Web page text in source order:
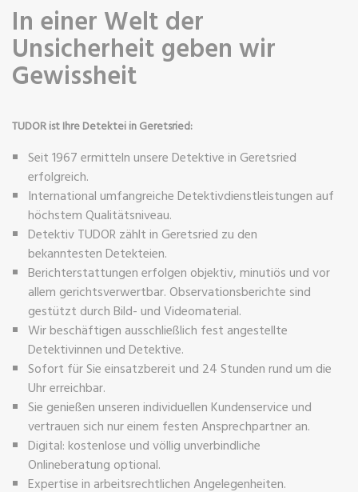
In einer Welt der
Unsicherheit geben wir
Gewissheit
TUDOR ist Ihre Detektei in Geretsried:
Seit 1967 ermitteln unsere Detektive in Geretsried
erfolgreich.
International umfangreiche Detektivdienstleistungen auf
höchstem Qualitätsniveau.
Detektiv TUDOR zählt in Geretsried zu den
bekanntesten Detekteien.
Berichterstattungen erfolgen objektiv, minutiös und vor
allem gerichtsverwertbar. Observationsberichte sind
gestützt durch Bild- und Videomaterial.
Wir beschäftigen ausschließlich fest angestellte
Detektivinnen und Detektive.
Sofort für Sie einsatzbereit und 24 Stunden rund um die
Uhr erreichbar.
Sie genießen unseren individuellen Kundenservice und
vertrauen sich nur einem festen Ansprechpartner an.
Digital: kostenlose und völlig unverbindliche
Onlineberatung optional.
Expertise in arbeitsrechtlichen Angelegenheiten.